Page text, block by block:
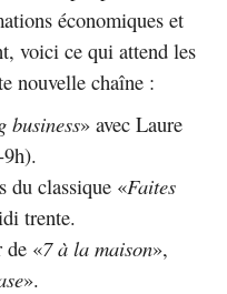
économiques et
voici ce qui attend les
nouvelle chaîne :
business» avec Laure
du classique «Faites
trente.
de «7 à la maison»,
».